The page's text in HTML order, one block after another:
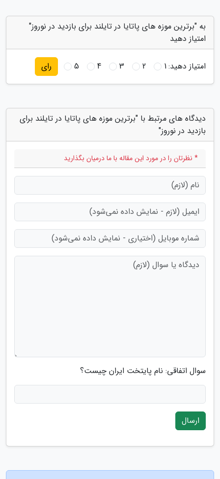
به "برترین موزه های پاتایا در تایلند برای بازدید در نوروز"
امتیاز دهید
امتیاز دهید:1
2
3
4
5 رای
دیدگاه های مرتبط با "برترین موزه های پاتایا در تایلند برای
بازدید در نوروز"
* نظرتان را در مورد این مقاله با ما درمیان بگذارید
سوال اتفاقی: نام پایتخت ایران چیست؟
ارسال